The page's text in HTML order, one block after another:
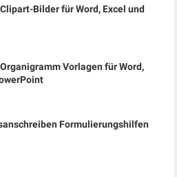
Bilder für Word, Excel und
Vorlagen für Word,
Formulierungshilfen